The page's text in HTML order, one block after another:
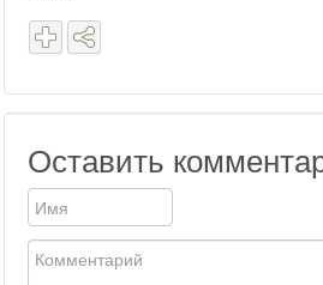
Оставить